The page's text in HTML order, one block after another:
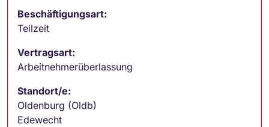
Beschäftigungsart:
Teilzeit
Vertragsart:
Arbeitnehmerüberlassung
Standort/e:
Oldenburg (Oldb)
Edewecht